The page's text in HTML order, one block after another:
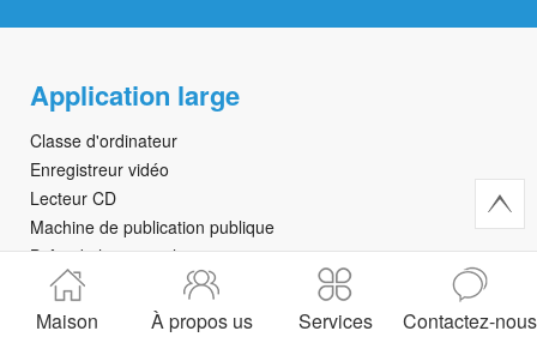
Application large
Classe d'ordinateur
Enregistreur vidéo
Lecteur CD
Machine de publication publique
Boîte de haut - parleur
Télévision
Maison À propos us Services Contactez-nous